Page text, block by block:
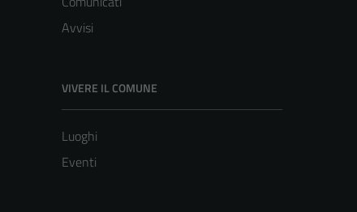
Avvisi
VIVERE IL COMUNE
Luoghi
Eventi